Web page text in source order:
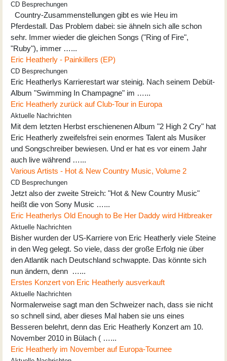
CD Besprechungen
Country-Zusammenstellungen gibt es wie Heu im
Pferdestall. Das Problem dabei: sie ähneln sich alle schon
sehr. Immer wieder die gleichen Songs ("Ring of Fire",
"Ruby"), immer …...
Eric Heatherly - Painkillers (EP)
CD Besprechungen
Eric Heatherlys Karrierestart war steinig. Nach seinem Debüt-
Album "Swimming In Champagne" im …...
Eric Heatherly zurück auf Club-Tour in Europa
Aktuelle Nachrichten
Mit dem letzten Herbst erschienenen Album "2 High 2 Cry" hat
Eric Heatherly zweifelsfrei sein enormes Talent als Musiker
und Songschreiber bewiesen. Und er hat es vor einem Jahr
auch live während …...
Various Artists - Hot & New Country Music, Volume 2
CD Besprechungen
Jetzt also der zweite Streich: "Hot & New Country Music"
heißt die von Sony Music …...
Eric Heatherlys Old Enough to Be Her Daddy wird Hitbreaker
Aktuelle Nachrichten
Bisher wurden der US-Karriere von Eric Heatherly viele Steine
in den Weg gelegt. So viele, dass der große Erfolg nie über
den Atlantik nach Deutschland schwappte. Das könnte sich
nun ändern, denn …...
Erstes Konzert von Eric Heatherly ausverkauft
Aktuelle Nachrichten
Normalerweise sagt man den Schweizer nach, dass sie nicht
so schnell sind, aber dieses Mal haben sie uns eines
Besseren belehrt, denn das Eric Heatherly Konzert am 10.
November 2010 in Bülach ( …...
Eric Heatherly im November auf Europa-Tournee